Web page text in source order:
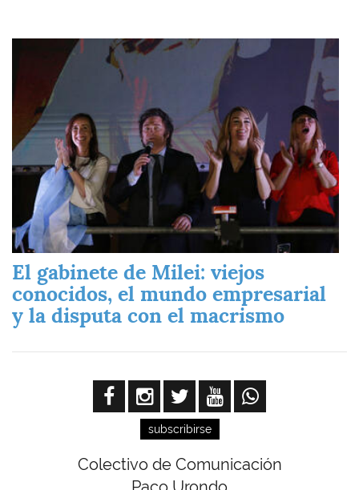
El gabinete de Milei: viejos
conocidos, el mundo empresarial
y la disputa con el macrismo
subscribirse
Colectivo de Comunicación